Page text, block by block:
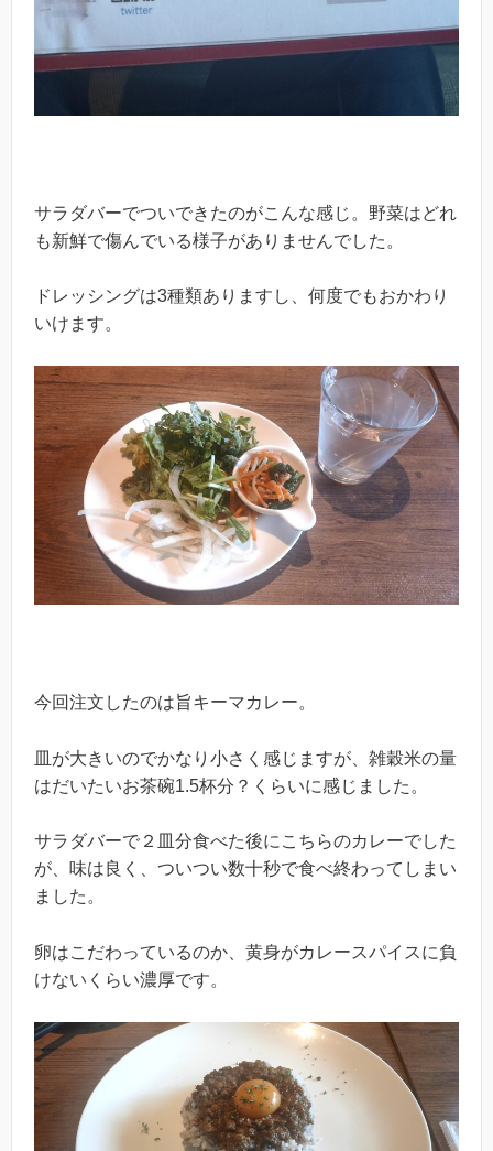
サラダバーでついできたのがこんな感じ。野菜はどれ
も新鮮で傷んでいる様子がありませんでした。
ドレッシングは3種類ありますし、何度でもおかわり
いけます。
今回注文したのは旨キーマカレー。
皿が大きいのでかなり小さく感じますが、雑穀米の量
はだいたいお茶碗1.5杯分？くらいに感じました。
サラダバーで２皿分食べた後にこちらのカレーでした
が、味は良く、ついつい数十秒で食べ終わってしまい
ました。
卵はこだわっているのか、黄身がカレースパイスに負
けないくらい濃厚です。